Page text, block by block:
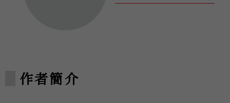
作者簡介